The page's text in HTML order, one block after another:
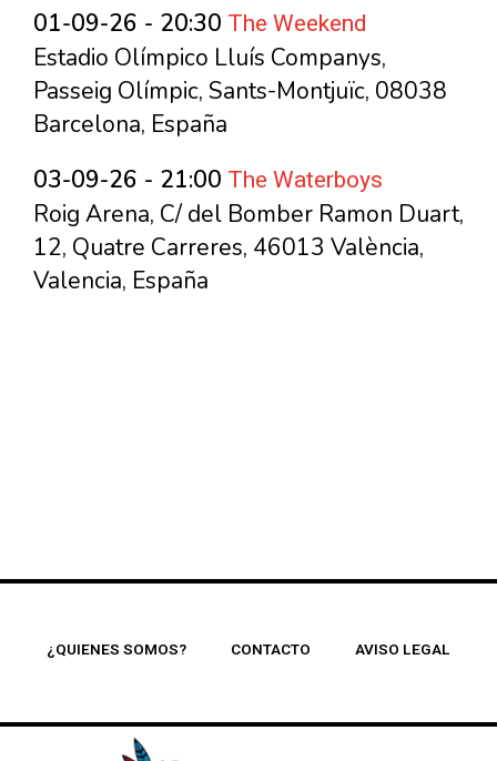
01-09-26 - 20:30 The Weekend
Estadio Olímpico Lluís Companys,
Passeig Olímpic, Sants-Montjuïc, 08038
Barcelona, España
03-09-26 - 21:00 The Waterboys
Roig Arena, C/ del Bomber Ramon Duart,
12, Quatre Carreres, 46013 València,
Valencia, España
¿QUIENES SOMOS? CONTACTO AVISO LEGAL